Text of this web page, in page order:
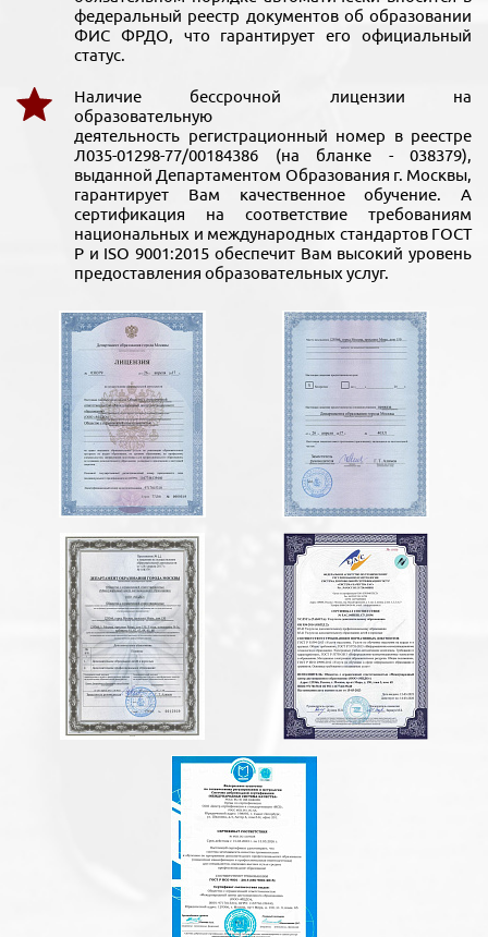
федеральный реестр документов об образовании
ФИС ФРДО, что гарантирует его официальный
статус.
Наличие бессрочной лицензии на
образовательную
деятельность регистрационный номер в реестре
Л035-01298-77/00184386 (на бланке - 038379),
выданной Департаментом Образования г. Москвы,
гарантирует Вам качественное обучение. А
сертификация на соответствие требованиям
национальных и международных стандартов ГОСТ
Р и ISO 9001:2015 обеспечит Вам высокий уровень
предоставления образовательных услуг.